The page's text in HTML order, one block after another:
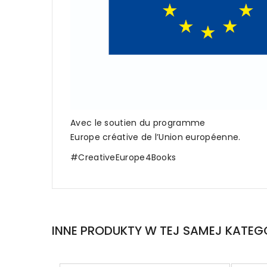
Avec le soutien du programme
Europe créative de l’Union européenne.
#CreativeEurope4Books
INNE PRODUKTY W TEJ SAMEJ